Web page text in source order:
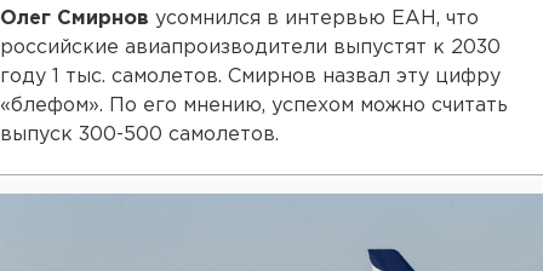
Олег Смирнов усомнился в интервью ЕАН, что
российские авиапроизводители выпустят к 2030
году 1 тыс. самолетов. Смирнов назвал эту цифру
«блефом». По его мнению, успехом можно считать
выпуск 300-500 самолетов.